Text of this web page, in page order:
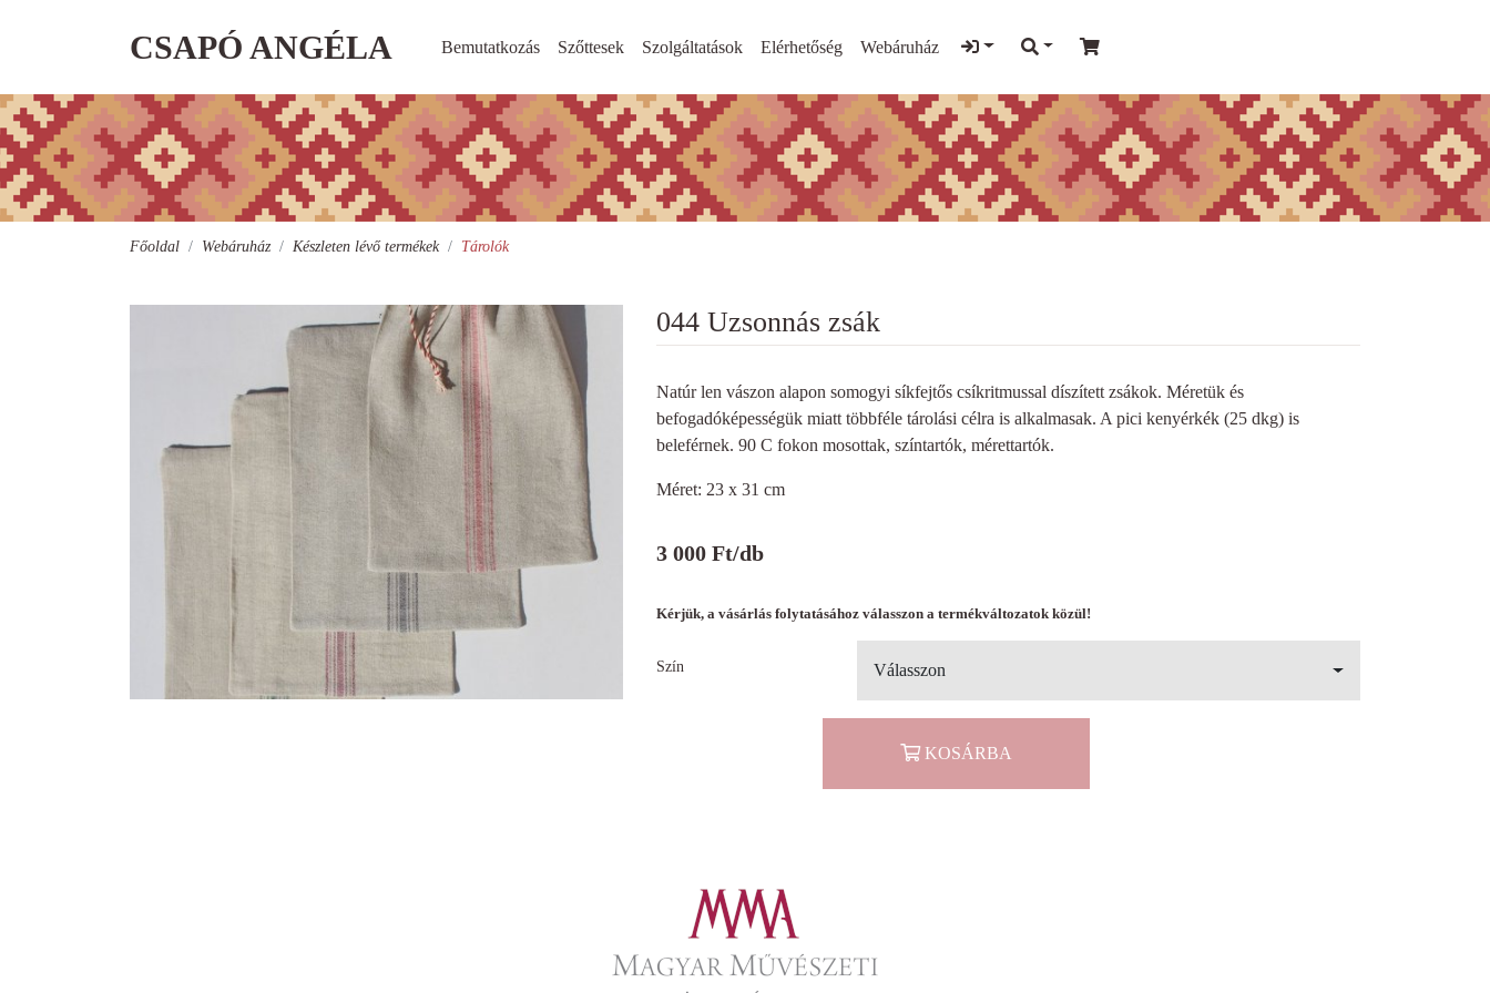
CSAPÓ ANGÉLA Bemutatkozás Szőttesek Szolgáltatások Elérhetőség Webáruház
Főoldal Webáruház Készleten lévő termékek Tárolók
044 Uzsonnás zsák
Natúr len vászon alapon somogyi síkfejtős csíkritmussal díszített zsákok. Méretük és
befogadóképességük miatt többféle tárolási célra is alkalmasak. A pici kenyérkék (25 dkg) is
beleférnek. 90 C fokon mosottak, színtartók, mérettartók.
Méret: 23 x 31 cm
3 000 Ft/db
Kérjük, a vásárlás folytatásához válasszon a termékváltozatok közül!
Szín Válasszon
KOSÁRBA